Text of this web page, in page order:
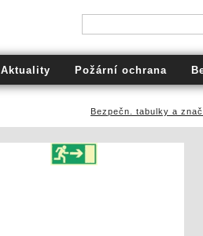
Aktuality Požární ochrana
Bezpečn. tabulky a